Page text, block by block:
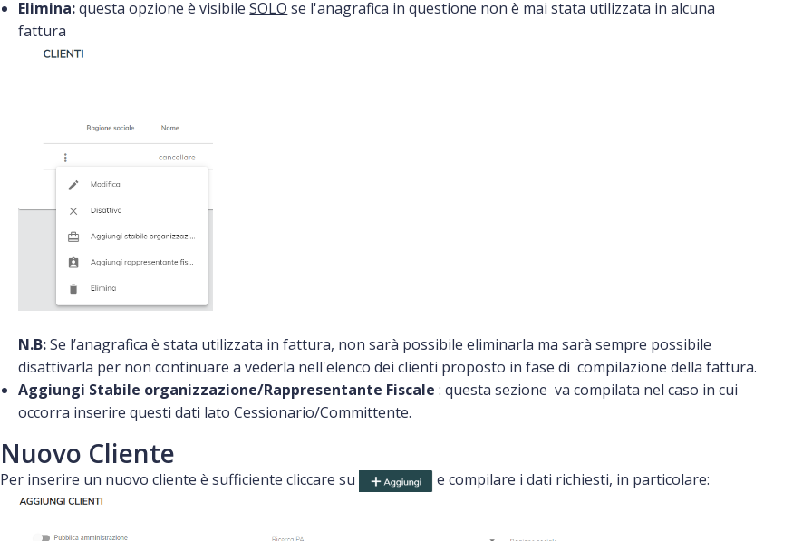
Elimina:questa opzione è visibileSOLO se l'anagrafica in questione non è mai stata utilizzata in alcuna
fattura
N.B:Se l’anagrafica è stata utilizzata in fattura, non sarà possibile eliminarla ma sarà sempre possibile
disattivarla per non continuare a vederla nell'elenco dei clienti proposto in fase di compilazione della fattura.
Aggiungi Stabile organizzazione/Rappresentante Fiscale : questa sezione va compilata nel caso in cui
occorra inserire questi dati lato Cessionario/Committente.
Nuovo Cliente
Per inserire un nuovo cliente è sufficiente cliccare su e compilare i dati richiesti, in particolare: